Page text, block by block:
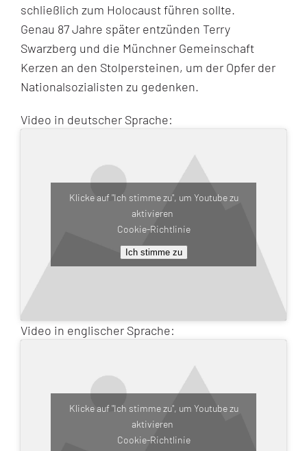
schließlich zum Holocaust führen sollte.
Genau 87 Jahre später entzünden Terry
Swarzberg und die Münchner Gemeinschaft
Kerzen an den Stolpersteinen, um der Opfer der
Nationalsozialisten zu gedenken.
Video in deutscher Sprache:
Klicke auf "Ich stimme zu", um Youtube zu
aktivieren
Cookie-Richtlinie
Ich stimme zu
Video in englischer Sprache:
Klicke auf "Ich stimme zu", um Youtube zu
aktivieren
Cookie-Richtlinie